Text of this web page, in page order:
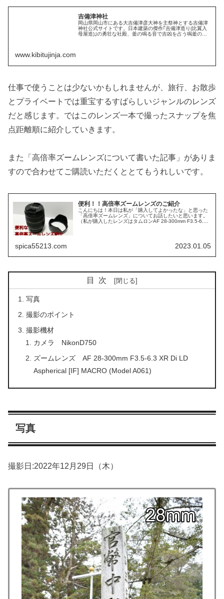
吉備津神社
岡山県岡山市にある大吉備津彦大神を主祭神とする吉備津
神社公式サイトです。日本建築の傑作｢吉備津造り(比翼入
母屋造)｣の勇壮な社殿、釜の鳴る音で吉凶を占う鳴釜の神
www.kibitujinja.com
仕事で使うことは少ないかもしれませんが、旅行、お散歩
とプライベートでは重宝するすばらしいジャンルのレンズ
だと感じます。ではこのレンズ一本で撮ったスナップを焦
点距離順に紹介していきます。
また「高倍率ズームレンズについて書いた記事」がありま
すので合わせてご購読いただくととてもうれしいです。
便利！！高倍率ズームレンズのご紹介
こんにちは！本日は私が「購入してよかったな」と思った
「高倍率ズームレンズ」についてお話したいと思います。
（私が購入したレンズはタムロンAF 28-300mm F3.5-6.3
spica55213.com 2023.01.05
目次
写真
撮影のポイント
撮影機材
カメラ NikonD750
ズームレンズ AF 28-300mm F3.5-6.3 XR Di LD
Aspherical [IF] MACRO (Model A061)
写真
撮影日:2022年12月29日（木）